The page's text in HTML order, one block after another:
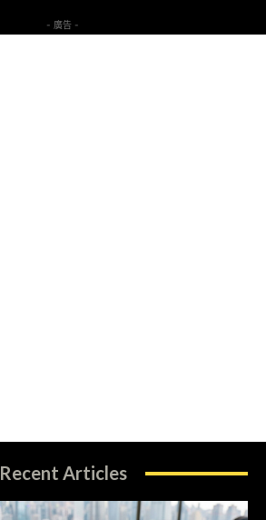
- 廣告 -
Recent Articles